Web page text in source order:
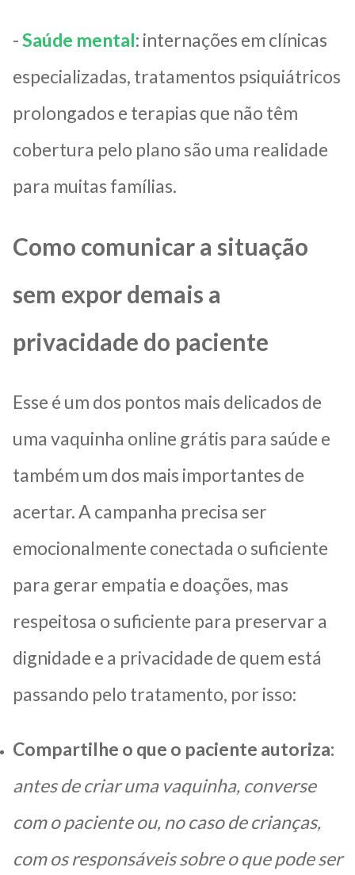
-Saúde mental: internações em clínicas
especializadas, tratamentos psiquiátricos
prolongados e terapias que não têm
cobertura pelo plano são uma realidade
para muitas famílias.
Como comunicar a situação
sem expor demais a
privacidade do paciente
Esse é um dos pontos mais delicados de
uma vaquinha online grátis para saúde e
também um dos mais importantes de
acertar. A campanha precisa ser
emocionalmente conectada o suficiente
para gerar empatia e doações, mas
respeitosa o suficiente para preservar a
dignidade e a privacidade de quem está
passando pelo tratamento, por isso:
Compartilhe o que o paciente autoriza:
antes de criar uma vaquinha, converse
com o paciente ou, no caso de crianças,
com os responsáveis sobre o que pode ser